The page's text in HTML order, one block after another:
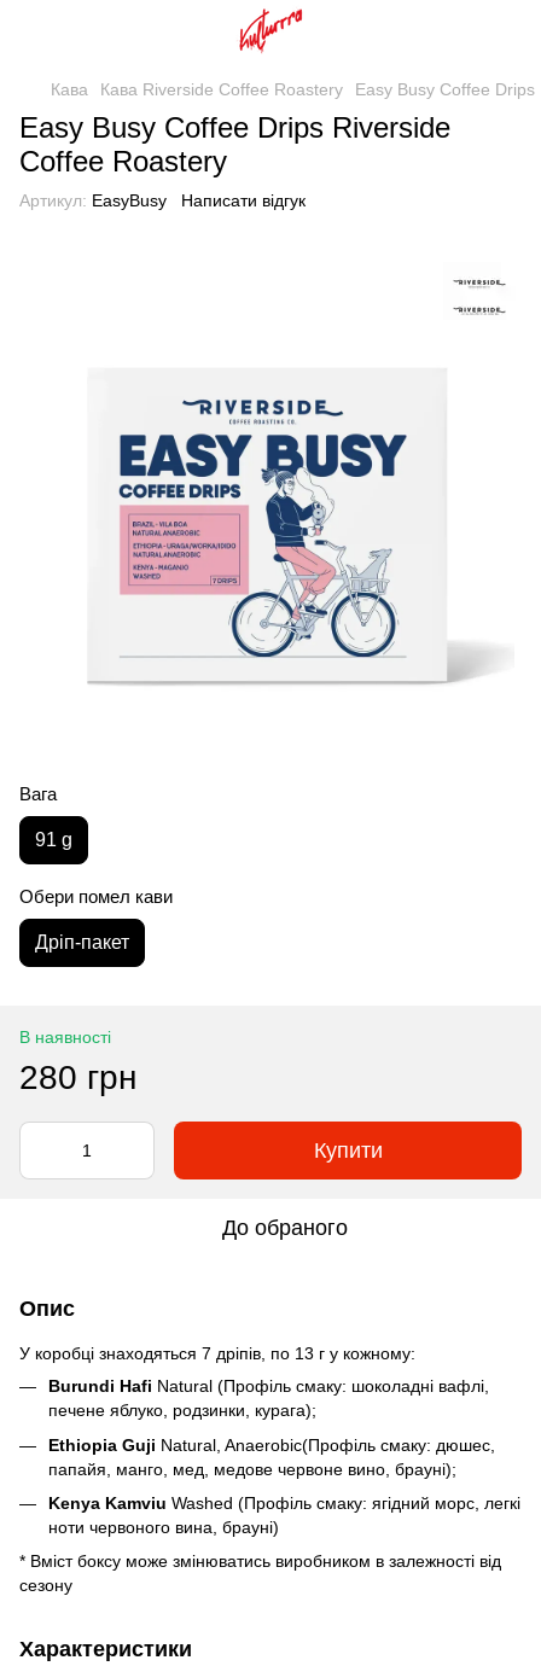
Кава Кава Riverside Coffee Roastery Easy Busy Coffee
Easy Busy Coffee Drips Riverside
Coffee Roastery
Артикул: EasyBusy Написати відгук
Вага
91 g
Обери помел кави
Дріп-пакет
В наявності
280 грн
Купити
До обраного
Опис
У коробці знаходяться 7 дріпів, по 13 г у кожному:
Burundi Hafi Natural (Профіль смаку: шоколадні вафлі,
печене яблуко, родзинки, курага);
Ethiopia Guji Natural, Anaerobic(Профіль смаку: дюшес,
папайя, манго, мед, медове червоне вино, брауні);
Kenya Kamviu Washed (Профіль смаку: ягідний морс, легкі
ноти червоного вина, брауні)
* Вміст боксу може змінюватись виробником в залежності від
сезону
Характеристики